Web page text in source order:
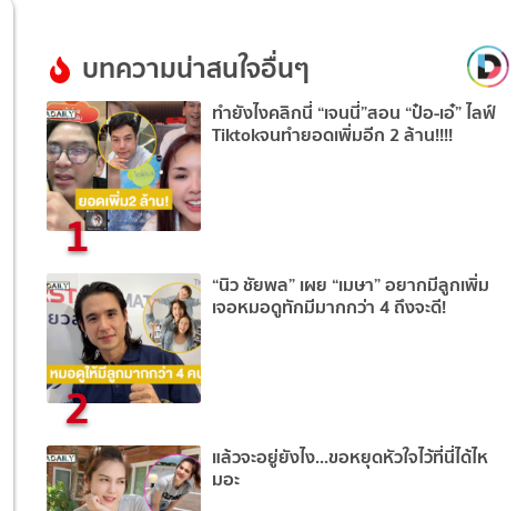
บทความน่าสนใจอื่นๆ
1
ทำยังไงคลิกนี่ “เจนนี่”สอน “ป๋อ-เอ๋” ไลฟ์
Tiktokจนทำยอดเพิ่มอีก 2 ล้าน!!!!
2
“นิว ชัยพล” เผย “เมษา” อยากมีลูกเพิ่ม
เจอหมอดูทักมีมากกว่า 4 ถึงจะดี!
แล้วจะอยู่ยังไง...ขอหยุดหัวใจไว้ที่นี่ได้ไห
มอะ